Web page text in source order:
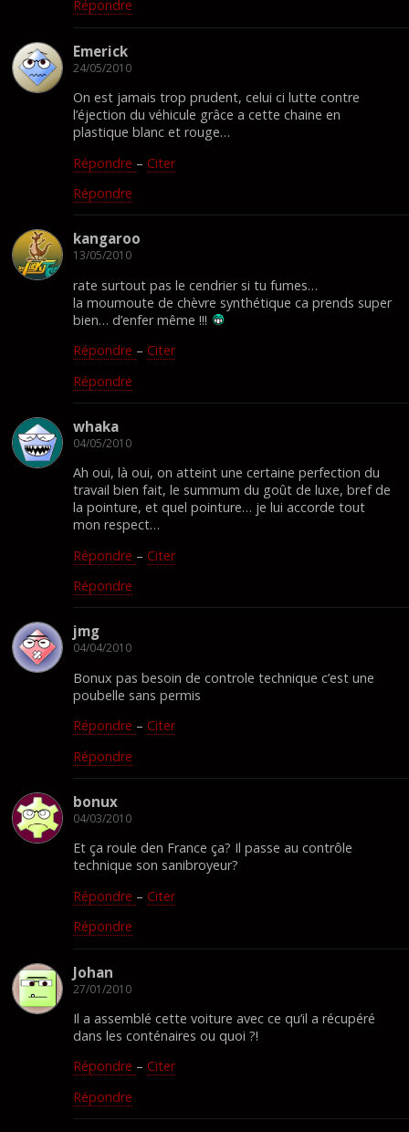
Répondre
Emerick
24/05/2010
On est jamais trop prudent, celui ci lutte contre
l’éjection du véhicule grâce a cette chaine en
plastique blanc et rouge…
Répondre – Citer
Répondre
kangaroo
13/05/2010
rate surtout pas le cendrier si tu fumes…
la moumoute de chèvre synthétique ca prends super
bien… d’enfer même !!!
Répondre – Citer
Répondre
whaka
04/05/2010
Ah oui, là oui, on atteint une certaine perfection du
travail bien fait, le summum du goût de luxe, bref de
la pointure, et quel pointure… je lui accorde tout
mon respect…
Répondre – Citer
Répondre
jmg
04/04/2010
Bonux pas besoin de controle technique c’est une
poubelle sans permis
Répondre – Citer
Répondre
bonux
04/03/2010
Et ça roule den France ça? Il passe au contrôle
technique son sanibroyeur?
Répondre – Citer
Répondre
Johan
27/01/2010
Il a assemblé cette voiture avec ce qu’il a récupéré
dans les conténaires ou quoi ?!
Répondre – Citer
Répondre